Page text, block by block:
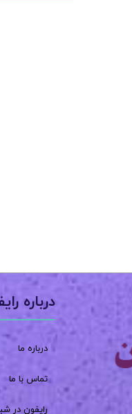
درباره
درباره ما
تماس با ما
رایفون در